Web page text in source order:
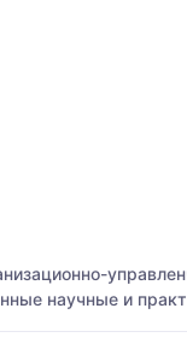
научные и